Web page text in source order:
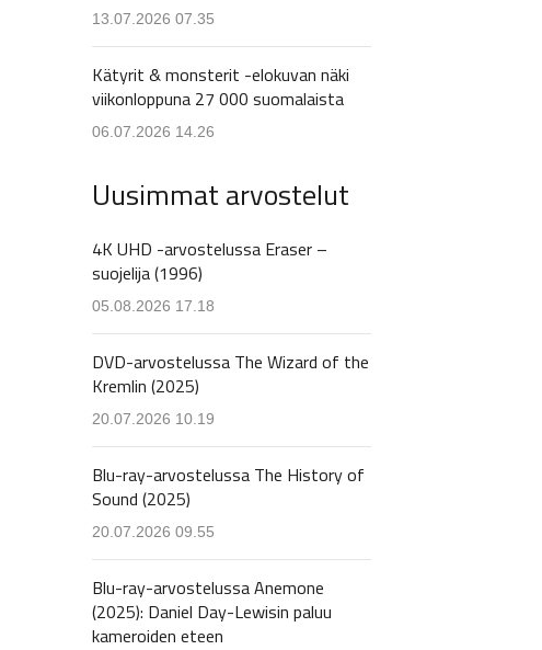
13.07.2026 07.35
Kätyrit & monsterit -elokuvan näki
viikonloppuna 27 000 suomalaista
06.07.2026 14.26
Uusimmat arvostelut
4K UHD -arvostelussa Eraser –
suojelija (1996)
05.08.2026 17.18
DVD-arvostelussa The Wizard of the
Kremlin (2025)
20.07.2026 10.19
Blu-ray-arvostelussa The History of
Sound (2025)
20.07.2026 09.55
Blu-ray-arvostelussa Anemone
(2025): Daniel Day-Lewisin paluu
kameroiden eteen